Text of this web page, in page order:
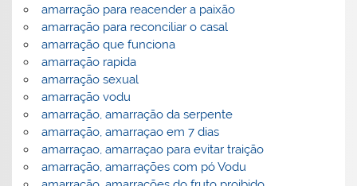
amarração para reacender a paixão
amarração para reconciliar o casal
amarração que funciona
amarração rapida
amarração sexual
amarração vodu
amarração, amarração da serpente
amarração, amarraçao em 7 dias
amarraçao, amarraçao para evitar traição
amarração, amarrações com pó Vodu